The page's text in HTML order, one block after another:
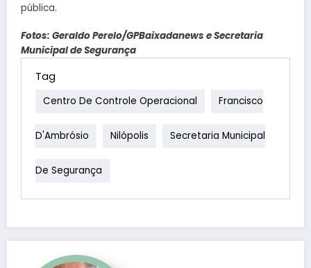
pública.
Fotos: Geraldo Perelo/GPBaixadanews e Secretaria
Municipal de Segurança
Tag
Centro De Controle Operacional Francisco
D'Ambrósio Nilópolis Secretaria Municipal
De Segurança